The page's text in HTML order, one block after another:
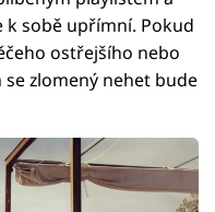
sobě upřímní. Pokud
ostřejšího nebo
zlomený nehet bude